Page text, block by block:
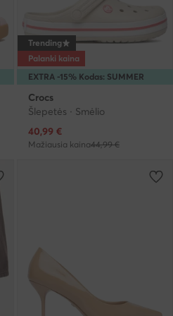
EXTRA -15% Kodas: SUMMER
Trending
Palanki kaina
Crocs
Šlepetės · Smėlio
Dabartinė kaina
40,99 €
Mažiausia kaina44,99 €